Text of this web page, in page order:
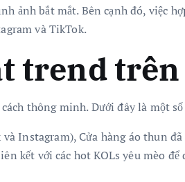
ảnh bắt mắt. Bên cạnh đó, việc
và TikTok.
trend
thông minh. Dưới đây là một
Instagram), Cửa hàng áo thun
kết với các hot KOLs yêu mèo